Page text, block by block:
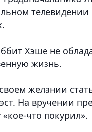
телевидении
Хэше не
жизнь.
желании
На вручении
«кое-что покурил».